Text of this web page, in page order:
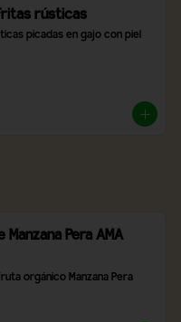
rústicas
picadas en gajo con piel
Manzana Pera AMA
orgánico Manzana Pera